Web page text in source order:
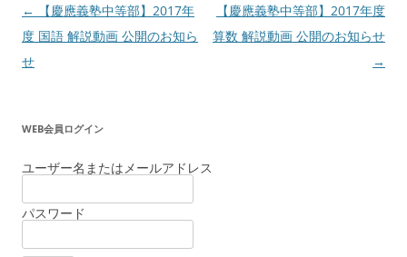
投
稿
ナ
ー
シ
ン
←
【慶應義塾中等部】2017年
度 国語 解説動画 公開のお知ら
せ
【慶應義塾中等部】2017年度
算数 解説動画 公開のお知らせ
→
WEB会員ログイン
ユーザー名またはメールアドレス
パスワード